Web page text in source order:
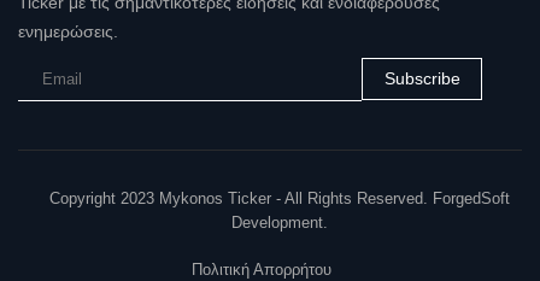
ενημερώσεις.
Subscribe
Copyright 2023 Mykonos Ticker - All Rights Reserved. ForgedSoft
Development.
Πολιτική Απορρήτου